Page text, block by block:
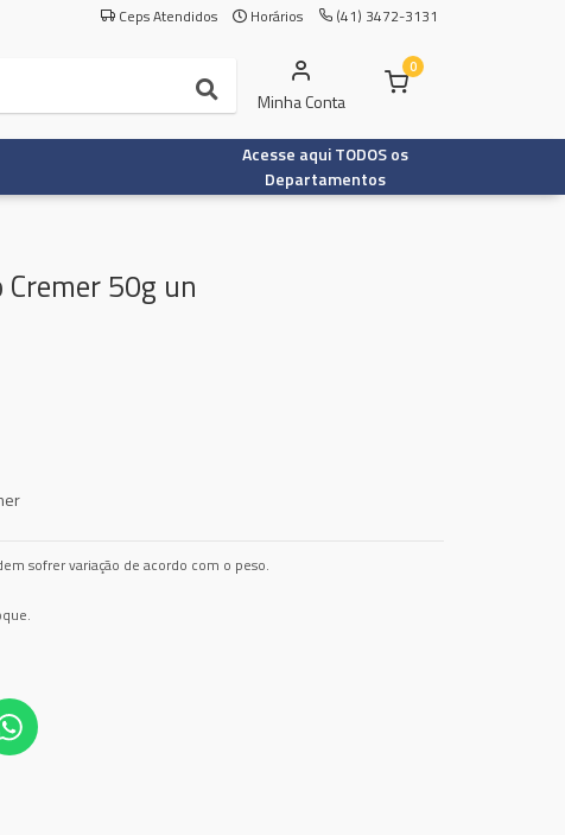
Ceps Atendidos Horários (41) 3472-3131
Minha Conta
0
Acesse aqui TODOS os
Departamentos
50g un
sofrer variação de acordo com o peso.